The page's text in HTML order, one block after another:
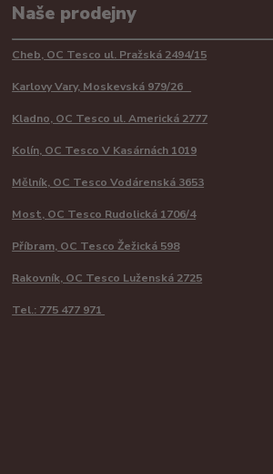
Naše prodejny
Cheb, OC Tesco ul. Pražská 2494/15
Karlovy Vary, Moskevská 979/26
Kladno, OC Tesco ul. Americká 2777
Kolín, OC Tesco V Kasárnách 1019
Mělník, OC Tesco Vodárenská 3653
Most, OC Tesco Rudolická 1706/4
Příbram, OC Tesco Žežická 598
Rakovník, OC Tesco Luženská 2725
Tel.: 775 477 971